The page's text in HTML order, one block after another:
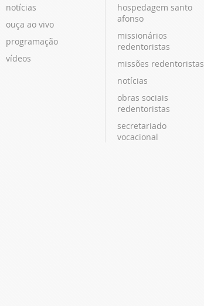
notícias
ouça ao vivo
programação
vídeos
hospedagem santo
afonso
missionários
redentoristas
missões redentoristas
notícias
obras sociais
redentoristas
secretariado
vocacional